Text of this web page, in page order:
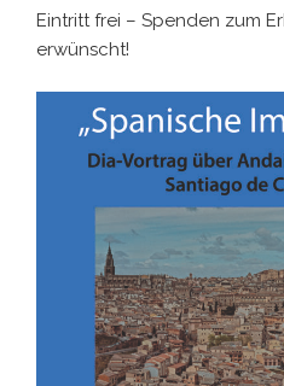
Eintritt frei – Spenden zum
erwünscht!